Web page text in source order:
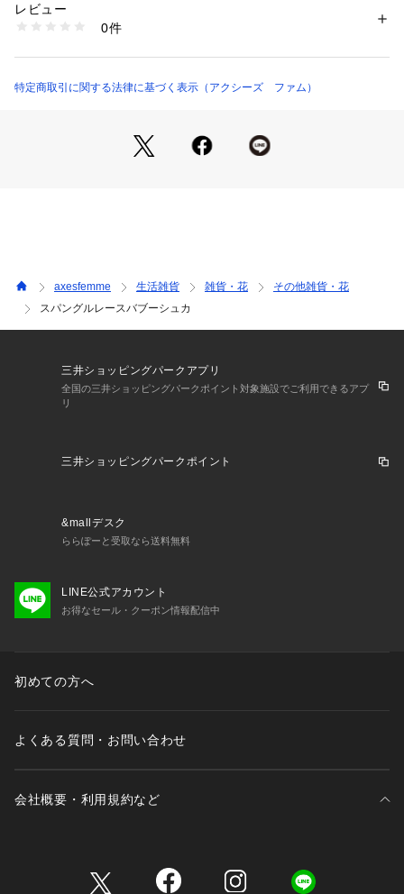
商品番号：
CO639X10 （ショップ）
レビュー
0件
特定商取引に関する法律に基づく表示（アクシーズ ファム）
axesfemme 生活雑貨 雑貨・花
その他雑貨・花
スパングルレースバブーシュカ
三井ショッピングパークアプリ
全国の三井ショッピングパークポイント対象施設でご利用できるアプ
リ
三井ショッピングパークポイント
&mallデスク
ららぽーと受取なら送料無料
LINE公式アカウント
お得なセール・クーポン情報配信中
初めての方へ
よくある質問・お問い合わせ
会社概要・利用規約など